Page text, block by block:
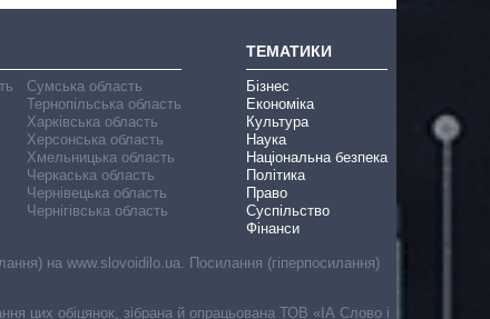
Сумська область
Тернопільська область
Харківська область
Херсонська область
Хмельницька область
Черкаська область
Чернівецька область
Чернігівська область
ТЕМАТИКИ
Бізнес
Економіка
Культура
Наука
Національна безпека
Політика
Право
Суспільство
Фінанси
на www.slovoidilo.ua. Посилання (гіперпосилання)
цих обіцянок, зібрана й опрацьована ТОВ «ІА Слово і